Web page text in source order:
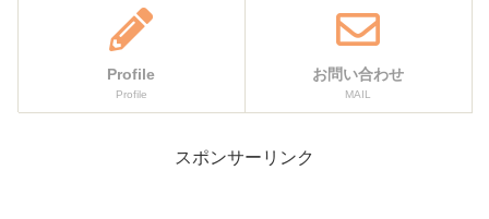
Profile
Profile
お問い合わせ
MAIL
スポンサーリンク